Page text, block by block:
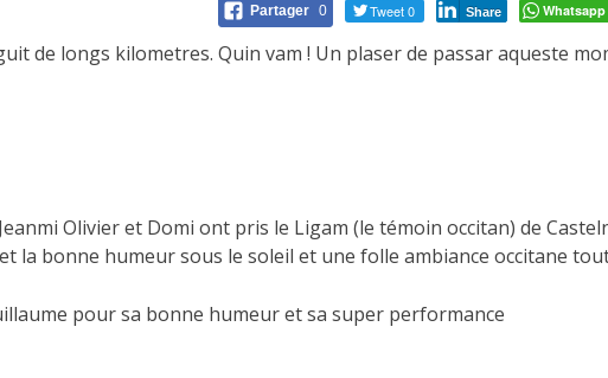
Partager 0 Tweet 0 Share Whatsapp
de longs kilometres. Quin vam ! Un plaser de passar aqueste
Olivier et Domi ont pris le Ligam (le témoin occitan) de
la bonne humeur sous le soleil et une folle ambiance occitane
pour sa bonne humeur et sa super performance